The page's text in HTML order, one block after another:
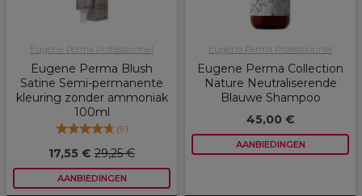
Eugène Perma Professionnel
Eugene Perma Blush
Satine Semi-permanente
kleuring zonder ammoniak
100ml
(9)
17,55 € 29,25 €
AANBIEDINGEN
Eugène Perma Professionnel
Eugene Perma Collection
Nature Neutraliserende
Blauwe Shampoo
45,00 €
AANBIEDINGEN